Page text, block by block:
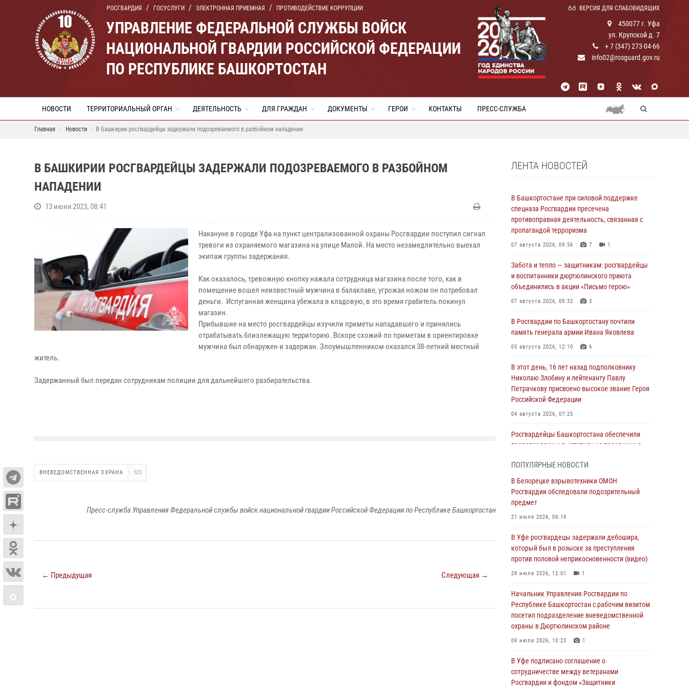
РОСГВАРДИЯ ГОСУСЛУГИ ЭЛЕКТРОННАЯ ПРИЕМНАЯ ПРОТИВОДЕЙСТВИЕ КОРРУПЦИИ ВЕРСИЯ ДЛЯ СЛАБОВИДЯЩИХ
УПРАВЛЕНИЕ ФЕДЕРАЛЬНОЙ СЛУЖБЫ ВОЙСК
НАЦИОНАЛЬНОЙ ГВАРДИИ РОССИЙСКОЙ ФЕДЕРАЦИИ
ПО РЕСПУБЛИКЕ БАШКОРТОСТАН
450077 г. Уфа
ул. Крупской д. 7
+ 7 (347) 273-04-66
info02@rosguard.gov.ru
НОВОСТИ ТЕРРИТОРИАЛЬНЫЙ ОРГАН ДЕЯТЕЛЬНОСТЬ ДЛЯ ГРАЖДАН ДОКУМЕНТЫ ГЕРОИ КОНТАКТЫ ПРЕСС-СЛУЖБА
Главная Новости В Башкирии росгвардейцы задержали подозреваемого в разбойном нападении
В БАШКИРИИ РОСГВАРДЕЙЦЫ ЗАДЕРЖАЛИ ПОДОЗРЕВАЕМОГО В РАЗБОЙНОМ
НАПАДЕНИИ
13 июня 2023, 08:41
Накануне в городе Уфа на пункт централизованной охраны Росгвардии поступил сигнал
тревоги из охраняемого магазина на улице Малой. На место незамедлительно выехал
экипаж группы задержания.
Как оказалось, тревожную кнопку нажала сотрудница магазина после того, как в
помещение вошел неизвестный мужчина в балаклаве, угрожая ножом он потребовал
деньги. Испуганная женщина убежала в кладовую, в это время грабитель покинул
магазин.
Прибывшие на место росгвардейцы изучили приметы нападавшего и принялись
отрабатывать близлежащую территорию. Вскоре схожий по приметам в ориентировке
мужчина был обнаружен и задержан. Злоумышленником оказался 38-летний местный
житель.
Задержанный был передан сотрудникам полиции для дальнейшего разбирательства.
ВНЕВЕДОМСТВЕННАЯ ОХРАНА 525
Пресс-служба Управления Федеральной службы войск национальной гвардии Российской Федерации по Республике Башкортостан
← Предыдущая Следующая →
ЛЕНТА НОВОСТЕЙ
В Башкортостане при силовой поддержке
спецназа Росгвардии пресечена
противоправная деятельность, связанная с
пропагандой терроризма
07 августа 2026, 09:56 7 1
Забота и тепло — защитникам: росгвардейцы
и воспитанники дюртюлинского приюта
объединились в акции «Письмо герою»
07 августа 2026, 09:32 3
В Росгвардии по Башкортостану почтили
память генерала армии Ивана Яковлева
05 августа 2026, 12:10 6
В этот день, 16 лет назад подполковнику
Николаю Злобину и лейтенанту Павлу
Петрачкову присвоено высокое звание Героя
Российской Федерации
04 августа 2026, 07:25
Росгвардейцы Башкортостана обеспечили
правопорядок и выступили на празднике в
За героями - будущее: В Башкортостане
стартовала акция Росгвардии "Письмо
В Башкирии росгвардейцы провели
волейбольный турнир на открытом воздухе
03 августа 2026, 04:29
В Уфе росгвардейцы по горячим следам
задержали подозреваемого в открытом
хищении из аптеки (видео)
03 августа 2026, 04:15 1
комплектования Росгвардии Башкортостана
ответил на вопросы граждан
30 июля 2026, 12:54
ПОПУЛЯРНЫЕ НОВОСТИ
В Белорецке взрывотехники ОМОН
Росгвардии обследовали подозрительный
предмет
21 июля 2026, 09:19
В Уфе росгвардецы задержали дебошира,
который был в розыске за преступления
против половой неприкосновенности (видео)
29 июля 2026, 12:01 1
Начальник Управления Росгвардии по
Республике Башкортостан с рабочим визитом
посетил подразделение вневедомственной
охраны в Дюртюлинском районе
09 июля 2026, 10:23 1
В Уфе подписано соглашение о
сотрудничестве между ветеранами
Росгвардии и фондом «Защитники